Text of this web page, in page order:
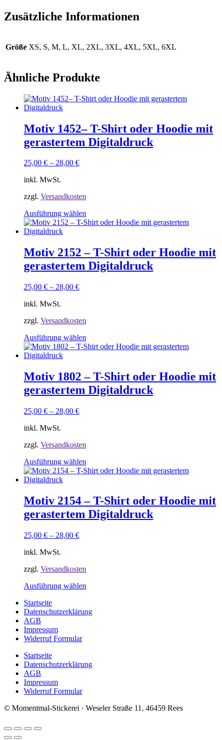
Zusätzliche Informationen
Größe XS, S, M, L, XL, 2XL, 3XL, 4XL, 5XL, 6XL
Ähnliche Produkte
Motiv 1452– T-Shirt oder Hoodie mit
gerastertem Digitaldruck
25,00 € – 28,00 €
inkl. MwSt.
zzgl. Versandkosten
Ausführung wählen
Produkt
Varianten
auf.
Die
Motiv 2152 – T-Shirt oder Hoodie mit
gerastertem Digitaldruck
25,00 € – 28,00 €
inkl. MwSt.
zzgl. Versandkosten
Ausführung wählen
Produkt
Varianten
auf.
Die
Motiv 1802 – T-Shirt oder Hoodie mit
gerastertem Digitaldruck
25,00 € – 28,00 €
inkl. MwSt.
zzgl. Versandkosten
Ausführung wählen
Produkt
Varianten
auf.
Die
Motiv 2154 – T-Shirt oder Hoodie mit
gerastertem Digitaldruck
25,00 € – 28,00 €
inkl. MwSt.
zzgl. Versandkosten
Ausführung wählen
mehrere
auf
Startseite
Datenschutzerklärung
AGB
Impressum
Widerruf Formular
Startseite
Datenschutzerklärung
AGB
Impressum
Widerruf Formular
© Momentmal-Stickerei · Weseler Straße 11, 46459 Rees